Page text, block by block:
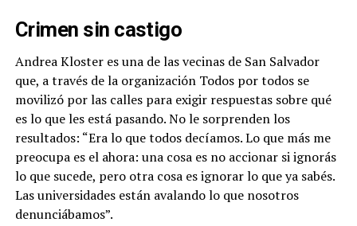
Crimen sin castigo
Andrea Kloster es una de las vecinas de San Salvador
que, a través de la organización Todos por todos se
movilizó por las calles para exigir respuestas sobre qué
es lo que les está pasando. No le sorprenden los
resultados: “Era lo que todos decíamos. Lo que más me
preocupa es el ahora: una cosa es no accionar si ignorás
lo que sucede, pero otra cosa es ignorar lo que ya sabés.
Las universidades están avalando lo que nosotros
denunciábamos”.